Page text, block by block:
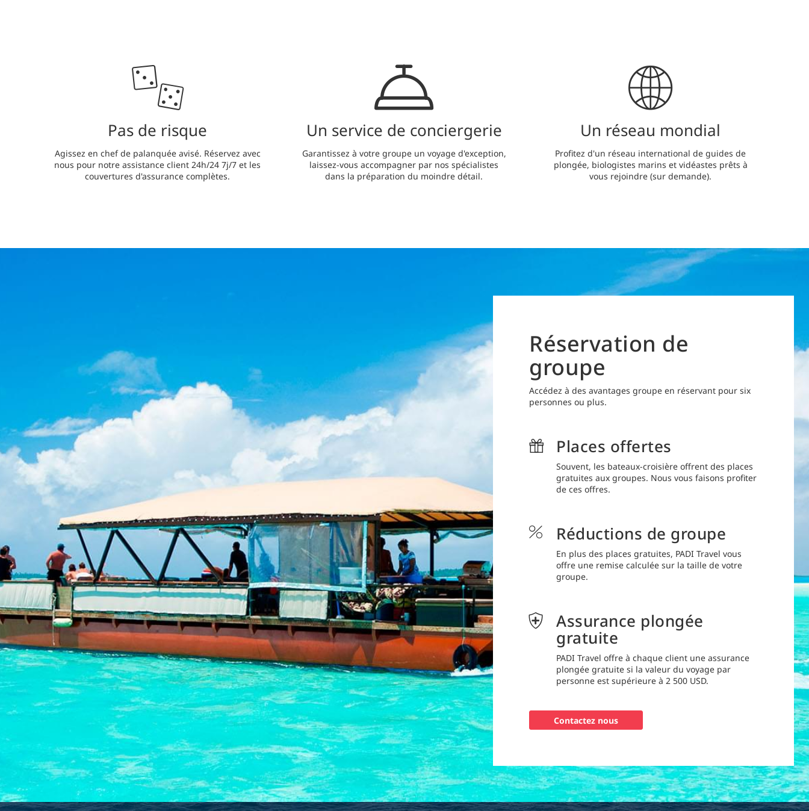
Pas de risque
Agissez en chef de palanquée avisé. Réservez avec
nous pour notre assistance client 24h/24 7j/7 et les
couvertures d'assurance complètes.
Un service de conciergerie
Garantissez à votre groupe un voyage d'exception,
laissez-vous accompagner par nos spécialistes
dans la préparation du moindre détail.
Un réseau mondial
Profitez d'un réseau international de guides de
plongée, biologistes marins et vidéastes prêts à
vous rejoindre (sur demande).
Réservation de
groupe
Accédez à des avantages groupe en réservant pour six
personnes ou plus.
Places offertes
Souvent, les bateaux-croisière offrent des places
gratuites aux groupes. Nous vous faisons profiter
de ces offres.
Réductions de groupe
En plus des places gratuites, PADI Travel vous
offre une remise calculée sur la taille de votre
groupe.
Assurance plongée
gratuite
PADI Travel offre à chaque client une assurance
plongée gratuite si la valeur du voyage par
personne est supérieure à 2 500 USD.
Contactez nous